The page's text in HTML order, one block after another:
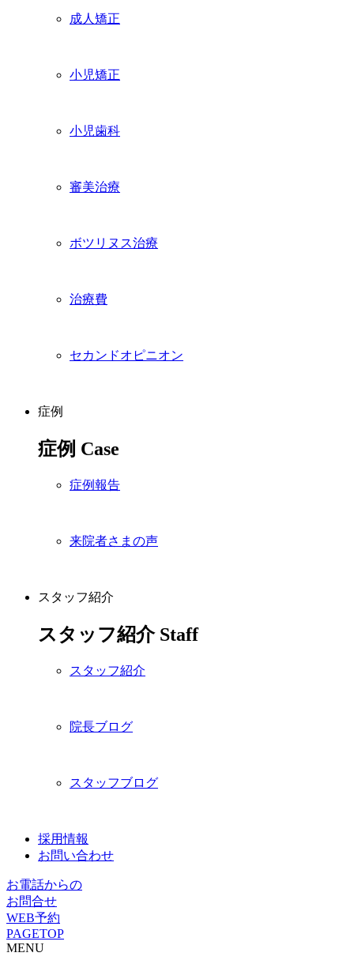
成人矯正
小児矯正
小児歯科
審美治療
ボツリヌス治療
治療費
セカンドオピニオン
症例
症例 Case
症例報告
来院者さまの声
スタッフ紹介
スタッフ紹介 Staff
スタッフ紹介
院長ブログ
スタッフブログ
採用情報
お問い合わせ
お電話からの
お問合せ
WEB予約
PAGETOP
MENU